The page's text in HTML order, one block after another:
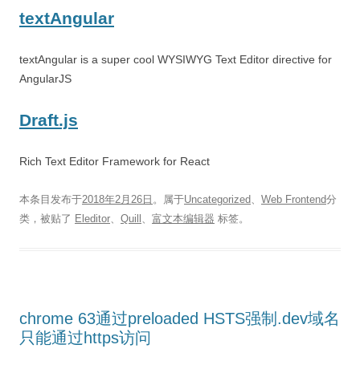
textAngular
textAngular is a super cool WYSIWYG Text Editor directive for
AngularJS
Draft.js
Rich Text Editor Framework for React
本条目发布于2018年2月26日 。属于Uncategorized、 Web Frontend分
类，被贴了 Eleditor、 Quill 、 富文本编辑器 标签。
chrome 63通过preloaded HSTS强制.dev域名
只能通过https访问